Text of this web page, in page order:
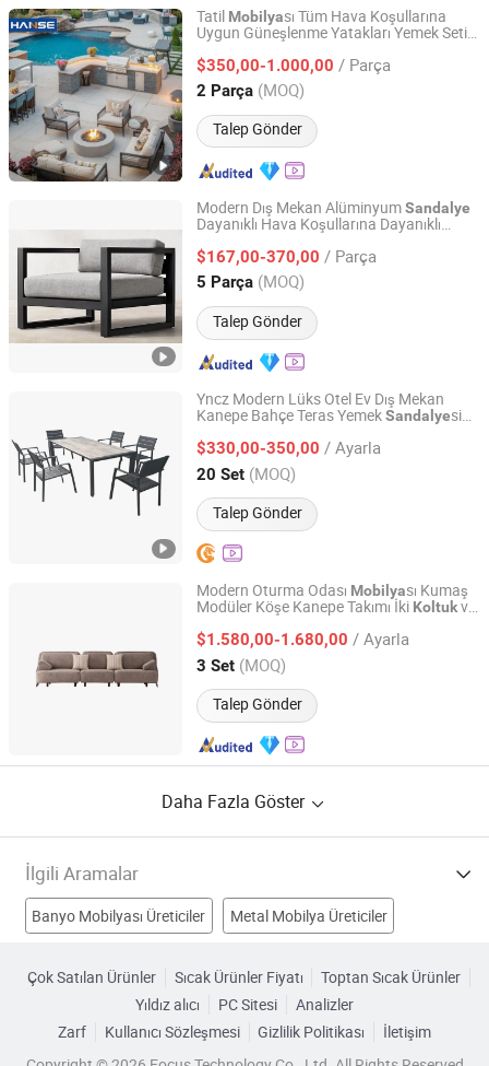
Tatil Mobilyası Tüm Hava Koşullarına
Uygun Güneşlenme Yatakları Yemek Seti
Projeleri için
$350,00-1.000,00 / Parça
2 Parça (MOQ)
Talep Gönder
Foshan Hanse Industrial Co., Ltd.
Guangdong, China Fiyat 2018
Modern Dış Mekan AlüminyumSandalye
Dayanıklı Hava Koşullarına Dayanıklı
KanepeMobilyası
$167,00-370,00 / Parça
5 Parça (MOQ)
Talep Gönder
Foshan Hongkai Furniture Co., Ltd.
Guangdong, China Fiyat 2025
Yncz Modern Lüks Otel Ev Dış Mekan
Kanepe Bahçe Teras YemekSandalyesi
$330,00-350,00 / Ayarla
20 Set (MOQ)
Talep Gönder
Taizhou Yana Leisure Products Co., Ltd
Zhejiang, China Fiyat 2025
Modern Oturma Odası Mobilyası Kumaş
Modüler Köşe Kanepe Takımı İki Koltukve
$1.580,00-1.680,00 / Ayarla
3 Set (MOQ)
Talep Gönder
China Lizz Furnishings Co., Ltd.
Guangdong, China Fiyat 2022
Daha Fazla Göster
İlgili Aramalar
Banyo Mobilyası Üreticiler Metal Mobilya Üreticiler
Sandalye Fabrikalar Kanepe Fabrikalar
Çok Satılan Ürünler Sıcak Ürünler Fiyatı
Toptan Sıcak Ürünler
Yıldız alıcı
PC Sitesi
Analizler
Zarf
Kullanıcı Sözleşmesi Gizlilik Politikası
İletişim